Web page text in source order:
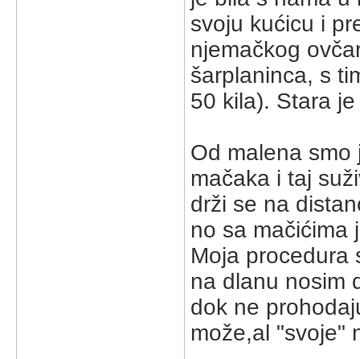
svoju kućicu i
njemačkog
šarplaninca, s
50 kila). Stara
Od malena
mačaka i taj
drži se na
no sa mačićima
Moja procedura
na dlanu nosim
dok ne
može,al "svoje"